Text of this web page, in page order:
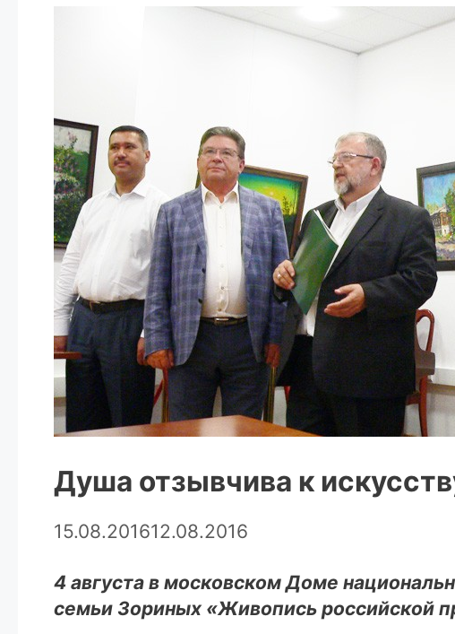
Душа отзывчива к
15.08.201612.08.2016
4 августа в московском Доме
семьи Зориных «Живопись российской